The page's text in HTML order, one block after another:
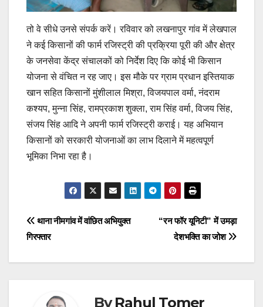
तो वे सीधे उनसे संपर्क करें। रविवार को लखनापुर गांव में लेखपाल
ने कई किसानों की फार्म रजिस्ट्री की प्रक्रिया पूरी की और क्षेत्र
के जनसेवा केंद्र संचालकों को निर्देश दिए कि कोई भी किसान
योजना से वंचित न रह जाए। इस मौके पर ग्राम प्रधान इस्तियाक
खान सहित किसानों मुंशीलाल मिश्रा, विजयपाल वर्मा, नंदराम
कश्यप, मुन्ना सिंह, रामप्रकाश शुक्ला, राम सिंह वर्मा, विजय सिंह,
संजय सिंह आदि ने अपनी फार्म रजिस्ट्री कराई। यह अभियान
किसानों को सरकारी योजनाओं का लाभ दिलाने में महत्वपूर्ण
भूमिका निभा रहा है।
Post
navigation
“रन फॉर यूनिटी” में उमड़ा
देशभक्ति का जोश
थाना नीमगांव में वांछित अभियुक्त
गिरफ्तार
ByRahul Tomer